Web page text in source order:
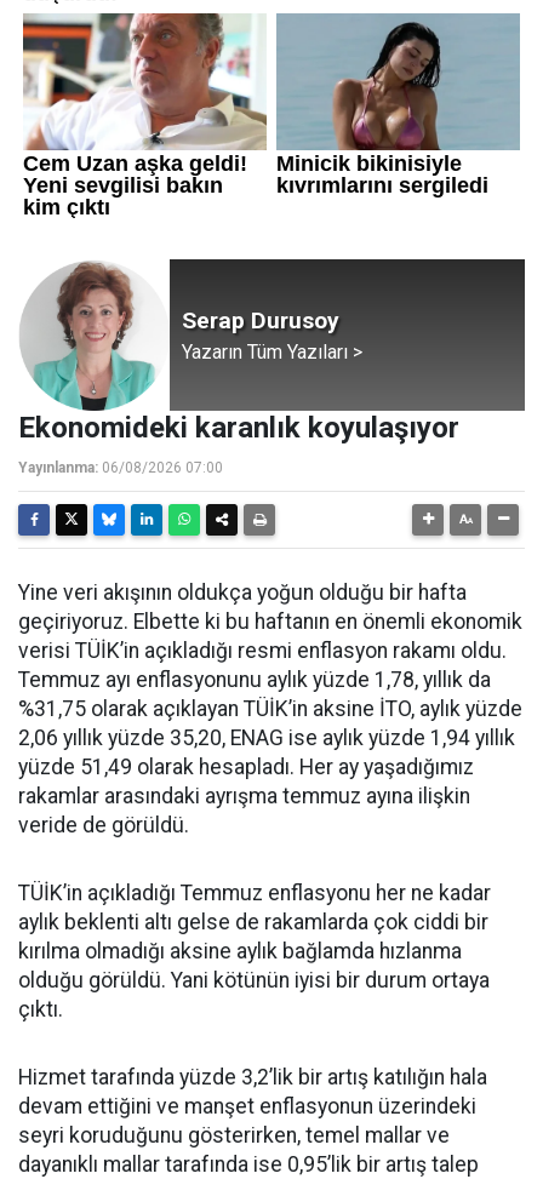
Serap Durusoy
Yazarın Tüm Yazıları >
Ekonomideki karanlık koyulaşıyor
Yayınlanma: 06/08/2026 07:00
Yine veri akışının oldukça yoğun olduğu bir hafta
geçiriyoruz. Elbette ki bu haftanın en önemli ekonomik
verisi TÜİK’in açıkladığı resmi enflasyon rakamı oldu.
Temmuz ayı enflasyonunu aylık yüzde 1,78, yıllık da
%31,75 olarak açıklayan TÜİK’in aksine İTO, aylık yüzde
2,06 yıllık yüzde 35,20, ENAG ise aylık yüzde 1,94 yıllık
yüzde 51,49 olarak hesapladı. Her ay yaşadığımız
rakamlar arasındaki ayrışma temmuz ayına ilişkin
veride de görüldü.
TÜİK’in açıkladığı Temmuz enflasyonu her ne kadar
aylık beklenti altı gelse de rakamlarda çok ciddi bir
kırılma olmadığı aksine aylık bağlamda hızlanma
olduğu görüldü. Yani kötünün iyisi bir durum ortaya
çıktı.
Hizmet tarafında yüzde 3,2’lik bir artış katılığın hala
devam ettiğini ve manşet enflasyonun üzerindeki
seyri koruduğunu gösterirken, temel mallar ve
dayanıklı mallar tarafında ise 0,95’lik bir artış talep